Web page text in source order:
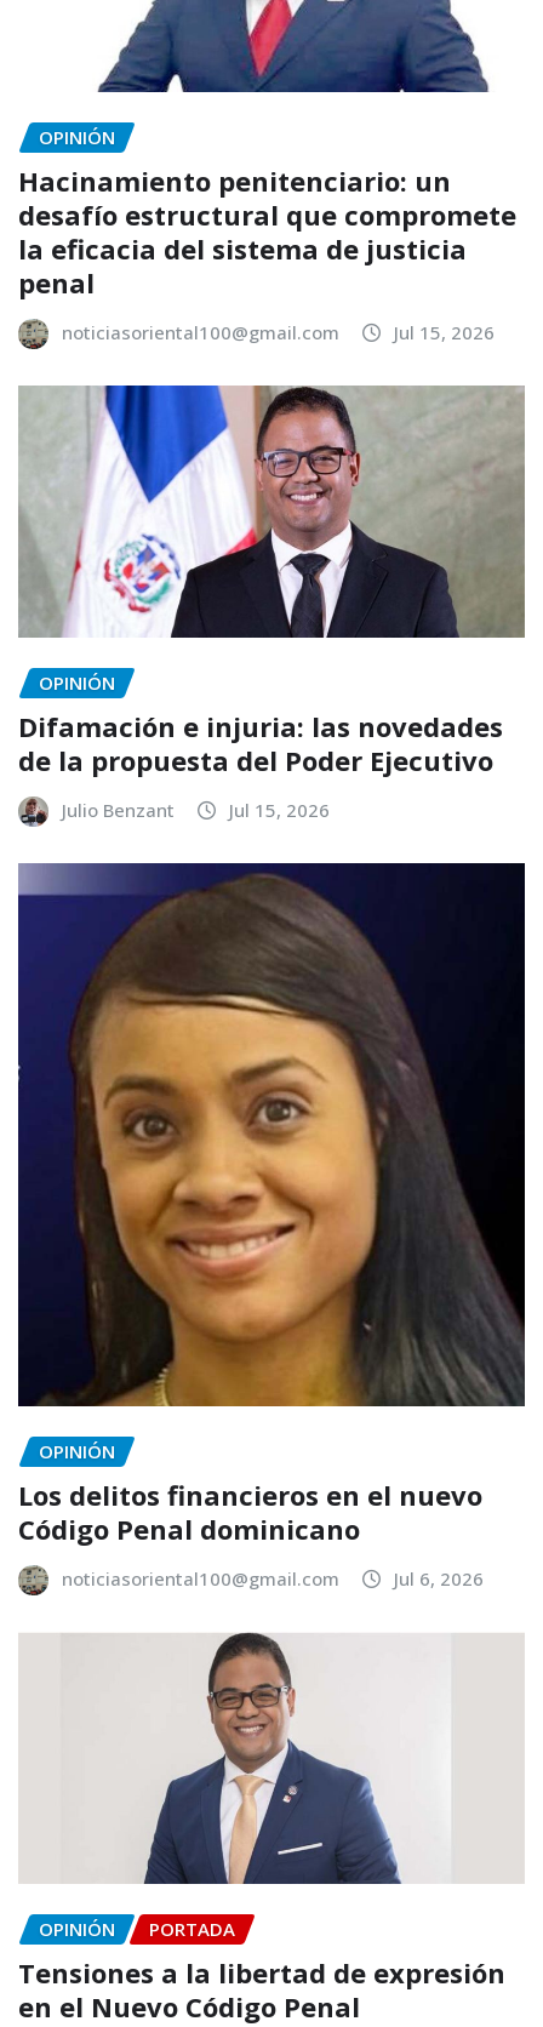
OPINIÓN
Hacinamiento penitenciario: un
desafío estructural que compromete
la eficacia del sistema de justicia
penal
noticiasoriental100@gmail.com Jul 15, 2026
OPINIÓN
Difamación e injuria: las novedades
de la propuesta del Poder Ejecutivo
Julio Benzant Jul 15, 2026
OPINIÓN
Los delitos financieros en el nuevo
Código Penal dominicano
noticiasoriental100@gmail.com Jul 6, 2026
OPINIÓN PORTADA
Tensiones a la libertad de expresión
en el Nuevo Código Penal